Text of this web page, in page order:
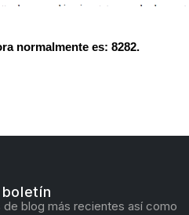
normalmente es: 8282.
blog más recientes así como